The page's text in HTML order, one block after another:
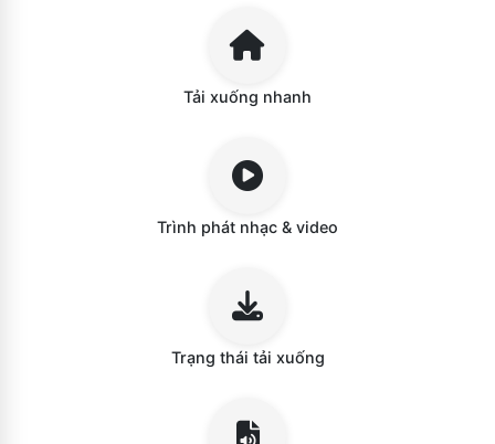
Tải xuống nhanh
Trình phát nhạc & video
Trạng thái tải xuống